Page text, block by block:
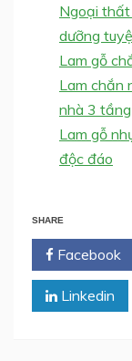
Ngoại thất
dưỡng
Lam gỗ
Lam chắn
nhà 3 tầng
Lam gỗ
độc đáo
SHARE
Facebook
Linkedin